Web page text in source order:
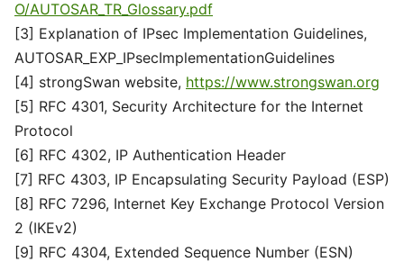
O/AUTOSAR_TR_Glossary.pdf
[3] Explanation of IPsec Implementation Guidelines,
AUTOSAR_EXP_IPsecImplementationGuidelines
[4] strongSwan website, https://www.strongswan.org
[5] RFC 4301, Security Architecture for the Internet
Protocol
[6] RFC 4302, IP Authentication Header
[7] RFC 4303, IP Encapsulating Security Payload (ESP)
[8] RFC 7296, Internet Key Exchange Protocol Version
2 (IKEv2)
[9] RFC 4304, Extended Sequence Number (ESN)